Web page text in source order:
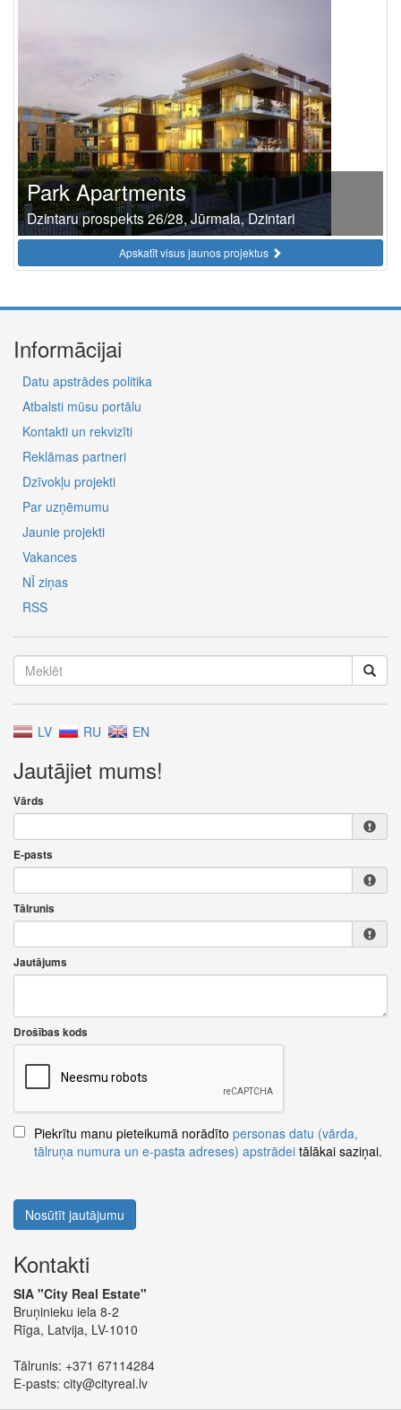
Park Apartments
Dzintaru prospekts 26/28, Jūrmala, Dzintari
Apskatīt visus jaunos projektus
Informācijai
Datu apstrādes politika
Atbalsti mūsu portālu
Kontakti un rekvizīti
Reklāmas partneri
Dzīvokļu projekti
Par uzņēmumu
Jaunie projekti
Vakances
NĪ ziņas
RSS
LV RU EN
Jautājiet mums!
Vārds
E-pasts
Tālrunis
Jautājums
Drošības kods
Piekrītu manu pieteikumā norādīto personas datu (vārda,
tālruņa numura un e-pasta adreses) apstrādei tālākai saziņai.
Nosūtīt jautājumu
Kontakti
SIA "City Real Estate"
Bruņinieku iela 8-2
Rīga, Latvija, LV-1010
Tālrunis: +371 67114284
E-pasts: city@cityreal.lv